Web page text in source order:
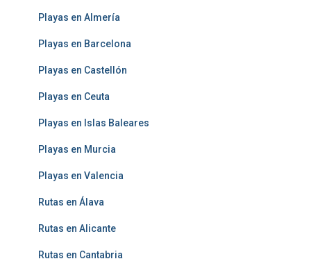
Playas en Almería
Playas en Barcelona
Playas en Castellón
Playas en Ceuta
Playas en Islas Baleares
Playas en Murcia
Playas en Valencia
Rutas en Álava
Rutas en Alicante
Rutas en Cantabria